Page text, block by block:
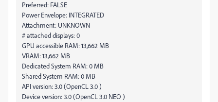
Preferred: FALSE
Power Envelope: INTEGRATED
Attachment: UNKNOWN
# attached displays: 0
GPU accessible RAM: 13,662 MB
VRAM: 13,662 MB
Dedicated System RAM: 0 MB
Shared System RAM: 0 MB
API version: 3.0 (OpenCL 3.0 )
Device version: 3.0 (OpenCL 3.0 NEO )